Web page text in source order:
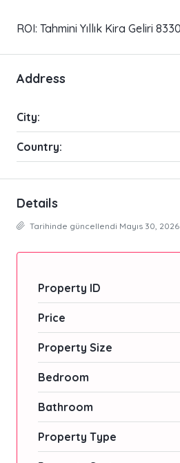
ROI: Tahmini Yıllık Kira Geliri
Address
City:
Country:
Details
Tarihinde güncellendi Mayıs 30,
Property ID
Price
Property Size
Bedroom
Bathroom
Property Type